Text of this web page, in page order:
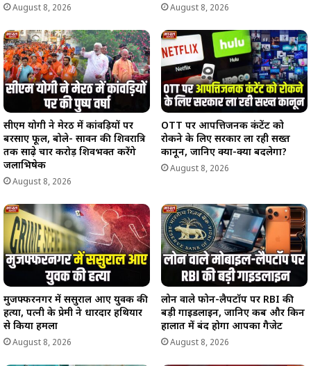
August 8, 2026 August 8, 2026
सीएम योगी ने मेरठ में कांवड़ियों पर
बरसाए फूल, बोले- सावन की शिवरात्रि
तक साढ़े चार करोड़ शिवभक्त करेंगे
जलाभिषेक
August 8, 2026
OTT पर आपत्तिजनक कंटेंट को
रोकने के लिए सरकार ला रही सख्त
कानून, जानिए क्या-क्या बदलेगा?
August 8, 2026
मुजफ्फरनगर में ससुराल आए युवक की
हत्या, पत्नी के प्रेमी ने धारदार हथियार
से किया हमला
August 8, 2026
लोन वाले फोन-लैपटॉप पर RBI की
बड़ी गाइडलाइन, जानिए कब और किन
हालात में बंद होगा आपका गैजेट
August 8, 2026